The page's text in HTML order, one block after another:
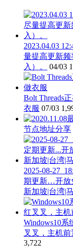
2023.04.03
量提高更新
入）。
04/03
Bolt Threads
衣服 07/03
节点地址分享
2025-08-
期更新…开放
新加坡|台湾|
Windows10
叉叉，主机
3,722